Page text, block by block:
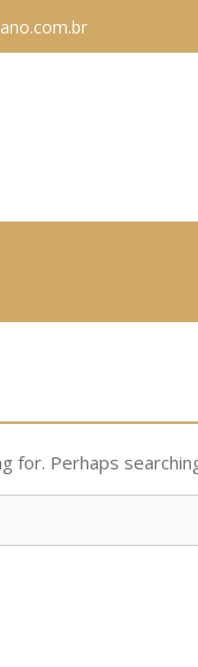
for. Perhaps